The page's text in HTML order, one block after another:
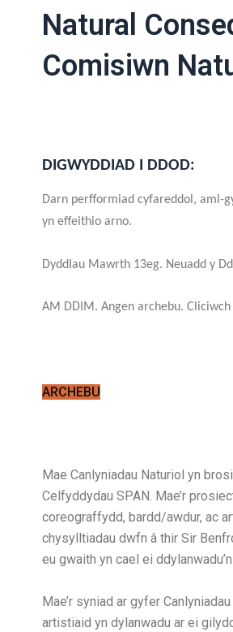
Natural
Comisiwn
DIGWYDDIAD I DDOD:
Darn perfformiad cyfareddol, aml-
yn effeithio arno.
DyddIau Mawrth 13eg. Neuadd y
AM DDIM. Angen archebu.
ARCHEBU
Mae Canlyniadau Naturiol yn
Celfyddydau SPAN. Mae’r
coreograffydd, bardd/awdur, ac
chysylltiadau dwfn â thir Sir
eu gwaith yn cael ei
Mae’r syniad ar gyfer
artistiaid yn dylanwadu ar ei